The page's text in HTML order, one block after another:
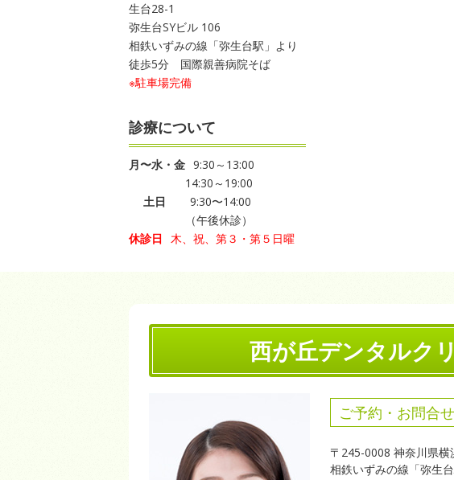
生台28-1
弥生台SYビル 106
相鉄いずみの線「弥生台駅」より
徒歩5分 国際親善病院そば
※駐車場完備
診療について
月〜水・金9:30～13:00
14:30～19:00
土日
9:30〜14:00
（午後休診）
休診日 木、祝、第３・第５日曜
西が丘デンタルク
ご予約・お問合せ
〒245-0008 神奈川県
相鉄いずみの線「弥生